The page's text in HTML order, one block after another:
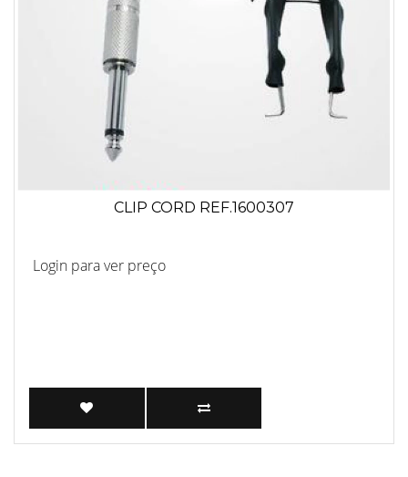
CLIP CORD REF.1600307
Login para ver preço